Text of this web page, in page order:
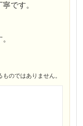
です。
のではありません。